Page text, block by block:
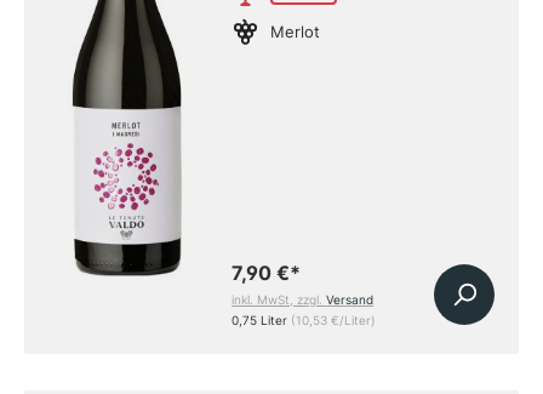
Merlot
7,90 €*
inkl. MwSt, zzgl.Versand
0,75 Liter (10,53 €/Liter)